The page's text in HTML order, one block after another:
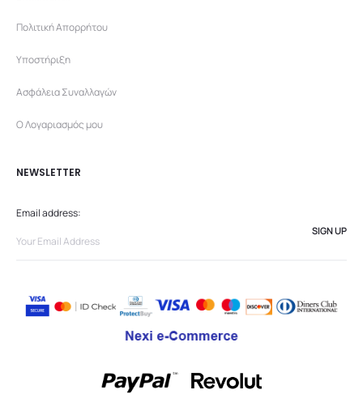
Πολιτική Απορρήτου
Υποστήριξη
Ασφάλεια Συναλλαγών
Ο Λογαριασμός μου
NEWSLETTER
Email address: